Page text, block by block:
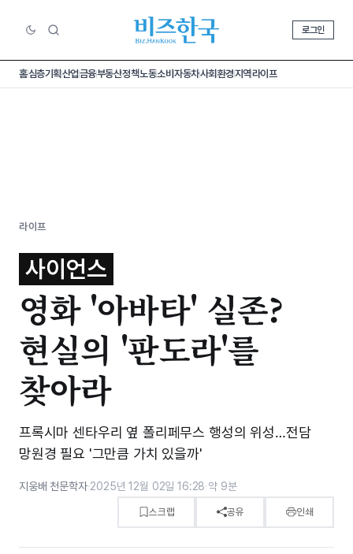
로그인
홈심층기획산업금융부동산정책노동소비 자동차사회환경지역라이프
라이프
사이언스
영화 '아바타' 실존?
현실의 '판도라'를
찾아라
프록시마 센타우리 옆 폴리페무스 행성의 위성…전담
망원경 필요 '그만큼 가치 있을까'
지웅배 천문학자·2025년 12월 02일 16:28·약 9분
스크랩 공유 인쇄